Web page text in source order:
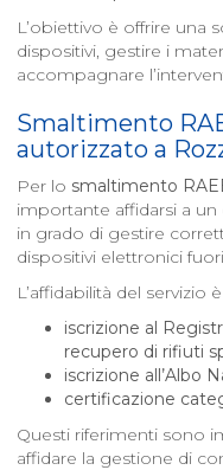
L’obiettivo è offrire una
dispositivi, gestire i
accompagnare
Smaltimento
autorizzato a
Per lo smaltimento
importante affidarsi a
in grado di gestire
dispositivi elettronici
L’affidabilità del
iscrizione al
recupero di rifiuti
iscrizione all’Albo
certificazione
Questi riferimenti sono
affidare la gestione di